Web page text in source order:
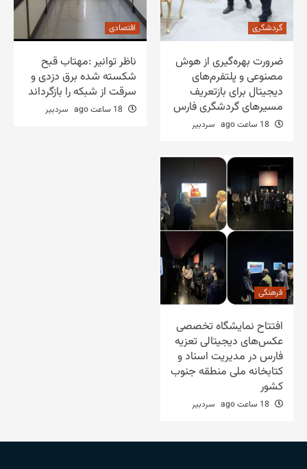
گردشگری
ضرورت بهره‌گیری از هوش
مصنوعی و پلتفرم‌های
دیجیتال برای بازتعریف
مسیرهای گردشگری فارس
سردبیر
اقتصادی
ناظر توانیر :مهتاب قبح
شکسته شده برق دزدی و
سرقت از شبکه را بازگرداند
سردبیر
فرهنگی
افتتاح نمایشگاه تخصصی
عکس‌های دیجیتالی تعزیه
فارس در مدیریت اسناد و
کتابخانه ملی منطقه جنوب
کشور
سردبیر